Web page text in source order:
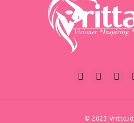
© 2023 Vritta.id